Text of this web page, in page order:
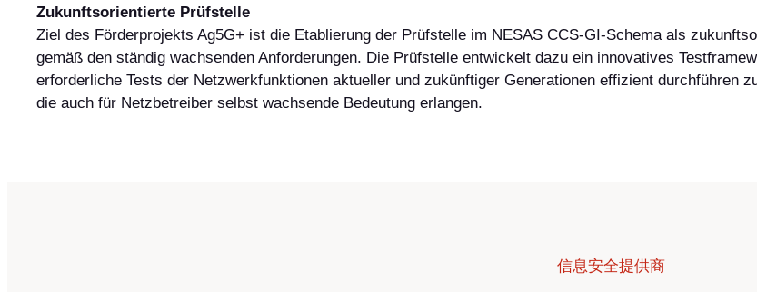
Zukunftsorientierte Prüfstelle
Ziel des Förderprojekts Ag5G+ ist die Etablierung der Prüfstelle im NESAS CCS-GI-Schema als
gemäß den ständig wachsenden Anforderungen. Die Prüfstelle entwickelt dazu ein innovatives
erforderliche Tests der Netzwerkfunktionen aktueller und zukünftiger Generationen effizient durchführen
die auch für Netzbetreiber selbst wachsende Bedeutung erlangen.
信息安全提供商